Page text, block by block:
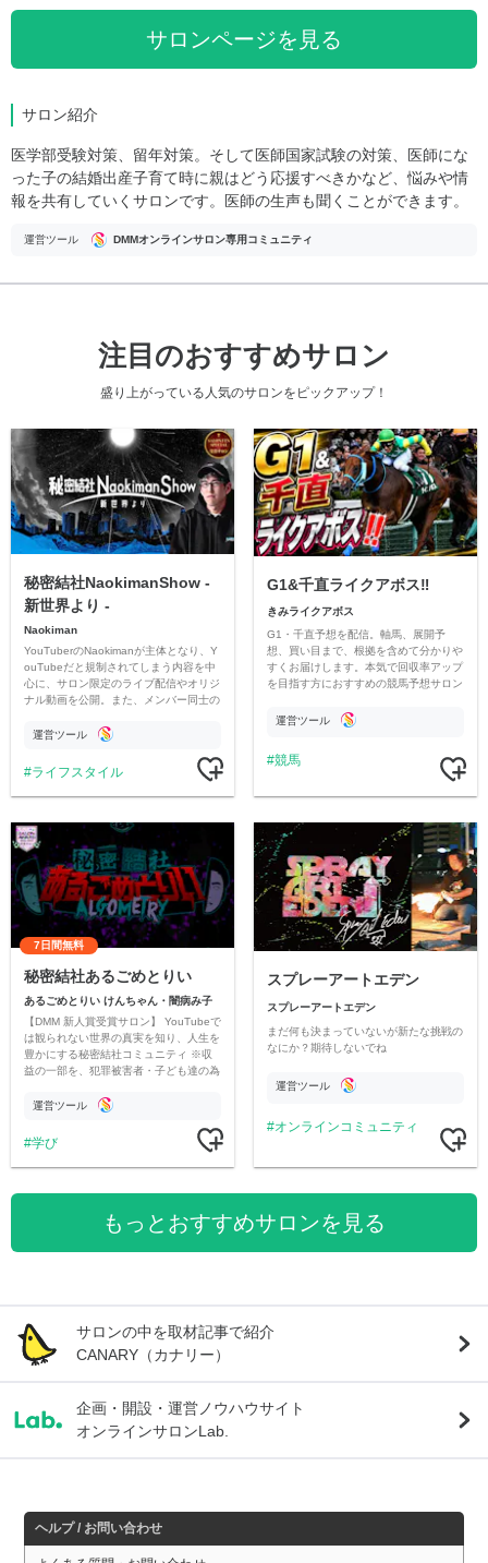
サロンページを見る
サロン紹介
医学部受験対策、留年対策。そして医師国家試験の対策、医師にな
った子の結婚出産子育て時に親はどう応援すべきかなど、悩みや情
報を共有していくサロンです。医師の生声も聞くことができます。
運営ツール DMMオンラインサロン専用コミュニティ
注目のおすすめサロン
盛り上がっている人気のサロンをピックアップ！
秘密結社NaokimanShow -
新世界より -
Naokiman
YouTuberのNaokimanが主体となり、Y
ouTubeだと規制されてしまう内容を中
心に、サロン限定のライブ配信やオリジ
ナル動画を公開。また、メンバー同士の
ただいています。
運営ツール
ライフスタイル
G1&千直ライクアボス‼️
きみライクアボス
G1・千直予想を配信。軸馬、展開予
想、買い目まで、根拠を含めて分かりや
すくお届けします。本気で回収率アップ
を目指す方におすすめの競馬予想サロン
運営ツール
競馬
7日間無料
秘密結社あるごめとりい
あるごめとりい けんちゃん・闇病み子
【DMM 新人賞受賞サロン】 YouTubeで
は観られない世界の真実を知り、人生を
豊かにする秘密結社コミュニティ ※収
益の一部を、犯罪被害者・子ども達の為
す運営ツール
学び
スプレーアートエデン
スプレーアートエデン
まだ何も決まっていないが新たな挑戦の
なにか？期待しないでね
運営ツール
オンラインコミュニティ
もっとおすすめサロンを見る
サロンの中を取材記事で紹介
CANARY（カナリー）
企画・開設・運営ノウハウサイト
オンラインサロンLab.
ヘルプ / お問い合わせ